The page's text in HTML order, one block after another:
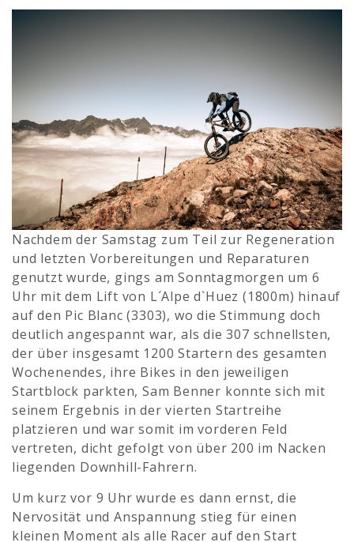
Nachdem der Samstag zum Teil zur Regeneration
und letzten Vorbereitungen und Reparaturen
genutzt wurde, gings am Sonntagmorgen um 6
Uhr mit dem Lift von L´Alpe d`Huez (1800m) hinauf
auf den Pic Blanc (3303), wo die Stimmung doch
deutlich angespannt war, als die 307 schnellsten,
der über insgesamt 1200 Startern des gesamten
Wochenendes, ihre Bikes in den jeweiligen
Startblock parkten, Sam Benner konnte sich mit
seinem Ergebnis in der vierten Startreihe
platzieren und war somit im vorderen Feld
vertreten, dicht gefolgt von über 200 im Nacken
liegenden Downhill-Fahrern.
Um kurz vor 9 Uhr wurde es dann ernst, die
Nervosität und Anspannung stieg für einen
kleinen Moment als alle Racer auf den Start